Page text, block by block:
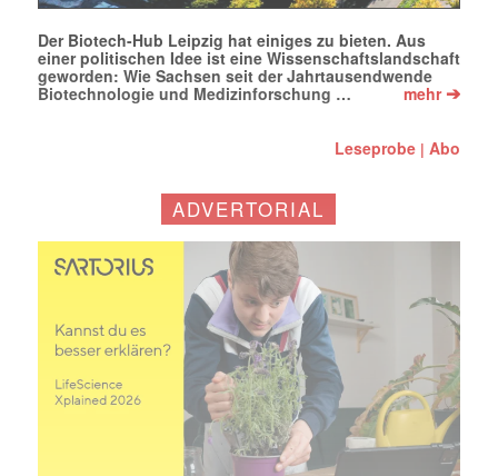
Der Biotech-Hub Leipzig hat einiges zu bieten. Aus
einer politischen Idee ist eine Wissenschaftslandschaft
geworden: Wie Sachsen seit der Jahrtausendwende
Biotechnologie und Medizinforschung …
mehr➔
Leseprobe |Abo
ADVERTORIAL